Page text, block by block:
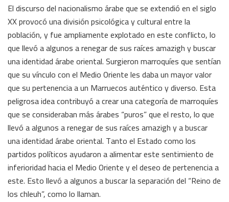
El discurso del nacionalismo árabe que se extendió en el siglo
XX provocó una división psicológica y cultural entre la
población, y fue ampliamente explotado en este conflicto, lo
que llevó a algunos a renegar de sus raíces amazigh y buscar
una identidad árabe oriental. Surgieron marroquíes que sentían
que su vínculo con el Medio Oriente les daba un mayor valor
que su pertenencia a un Marruecos auténtico y diverso. Esta
peligrosa idea contribuyó a crear una categoría de marroquíes
que se consideraban más árabes “puros” que el resto, lo que
llevó a algunos a renegar de sus raíces amazigh y a buscar
una identidad árabe oriental. Tanto el Estado como los
partidos políticos ayudaron a alimentar este sentimiento de
inferioridad hacia el Medio Oriente y el deseo de pertenencia a
este. Esto llevó a algunos a buscar la separación del “Reino de
los chleuh”, como lo llaman.